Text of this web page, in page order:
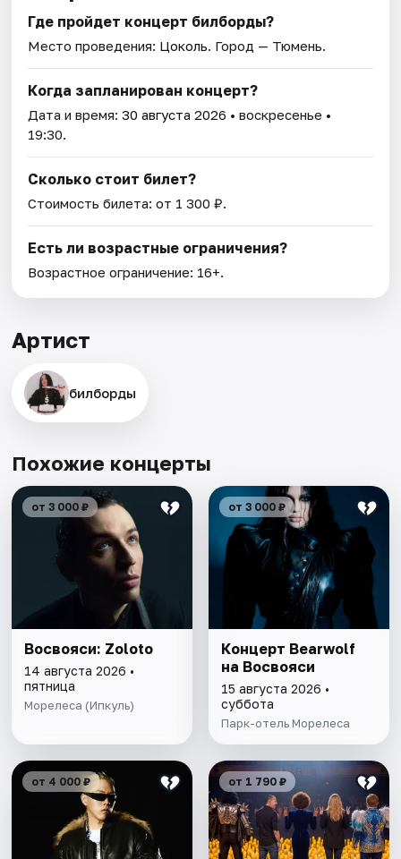
Где пройдет концерт билборды?
Место проведения: Цоколь. Город — Тюмень.
Когда запланирован концерт?
Дата и время:30 августа 2026 • воскресенье •
19:30.
Сколько стоит билет?
Стоимость билета: от 1 300 ₽.
Есть ли возрастные ограничения?
Возрастное ограничение: 16+.
Артист
билборды
Похожие концерты
от 3 000 ₽
Восвояси: Zoloto
14 августа 2026 •
пятница
Морелеса (Ипкуль)
от 3 000 ₽
Концерт Bearwolf
на Восвояси
15 августа 2026 •
суббота
Парк-отель Морелеса
от 4 000 ₽ от 1 790 ₽